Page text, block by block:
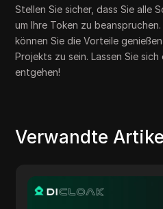
Stellen Sie sicher, dass Sie alle
um Ihre Token zu
können Sie die Vorteile
Projekts zu sein. Lassen Sie
entgehen!
Verwandte